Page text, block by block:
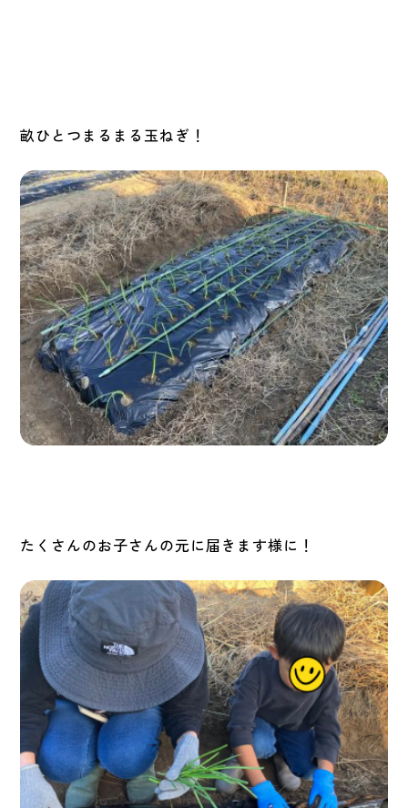
畝ひとつまるまる玉ねぎ！
たくさんのお子さんの元に届きます様に！